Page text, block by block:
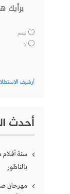
برأيك
نعم
لا
أرشيف
أحدث
ستة أفلام
بالناظور